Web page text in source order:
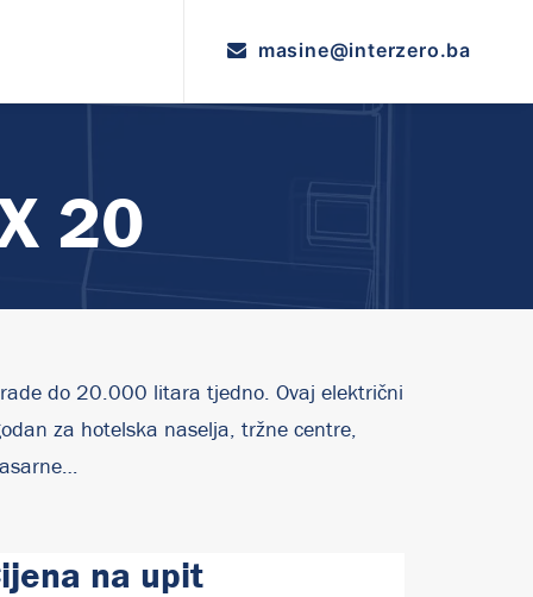
masine@interzero.ba
20
do 20.000 litara tjedno. Ovaj električni
za hotelska naselja, tržne centre,
na upit